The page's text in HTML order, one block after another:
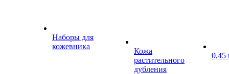
Наборы для
кожевника
Кожа
растительного
дубления
0,45